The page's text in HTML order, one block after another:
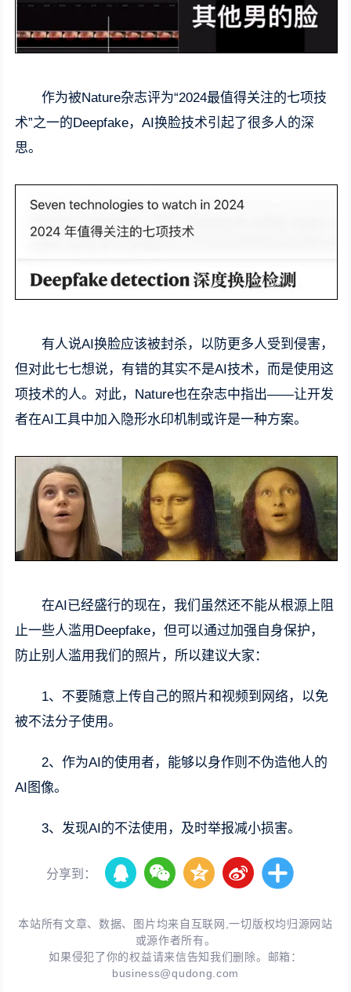
作为被Nature杂志评为“2024最值得关注的七项技
术”之一的Deepfake，AI换脸技术引起了很多人的深
思。
有人说AI换脸应该被封杀，以防更多人受到侵害，
但对此七七想说，有错的其实不是AI技术，而是使用这
项技术的人。对此，Nature也在杂志中指出——让开发
者在AI工具中加入隐形水印机制或许是一种方案。
在AI已经盛行的现在，我们虽然还不能从根源上阻
止一些人滥用Deepfake，但可以通过加强自身保护，
防止别人滥用我们的照片，所以建议大家：
1、不要随意上传自己的照片和视频到网络，以免
被不法分子使用。
2、作为AI的使用者，能够以身作则不伪造他人的
AI图像。
3、发现AI的不法使用，及时举报减小损害。
分享到：
本站所有文章、数据、图片均来自互联网,一切版权均归源网站
或源作者所有。
如果侵犯了你的权益请来信告知我们删除。邮箱：
business@qudong.com